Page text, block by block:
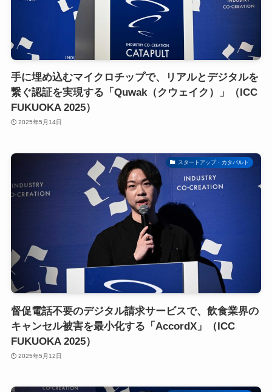
手に埋め込むマイクロチップで、リアルとデジタルを
繋ぐ認証を実現する「Quwak（クウェイク）」（ICC
FUKUOKA 2025）
2025年5月14日
スタートアップ・カタパルト
督促電話不要のデジタル請求サービスで、飲食業界の
キャンセル被害を最小化する「AccordX」（ICC
FUKUOKA 2025）
2025年5月12日